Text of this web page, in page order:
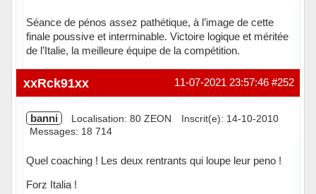
Séance de pénos assez pathétique, à l’image de cette
finale poussive et interminable. Victoire logique et méritée
de l’Italie, la meilleure équipe de la compétition.
Hors ligne #252
11-07-2021 23:57:46
xxRck91xx
banni Localisation: 80 ZEON
Inscrit(e): 14-10-2010
Messages: 18 714
Quel coaching ! Les deux rentrants qui loupe leur peno !
Forz Italia !